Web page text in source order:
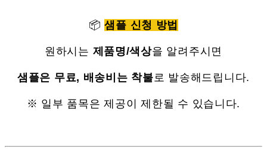
📦샘플 신청 방법
원하시는 제품명/색상을 알려주시면
샘플은 무료, 배송비는 착불로 발송해드립니다.
※ 일부 품목은 제공이 제한될 수 있습니다.